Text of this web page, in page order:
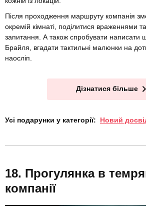
Після проходження маршруту компанія
окремій кімнаті, поділитися враженнями
запитання. А також спробувати
Брайля, вгадати тактильні малюнки на
наосліп.
Дізнатися більше
Усі подарунки у категорії: Новий
Прогулянка в
компанії